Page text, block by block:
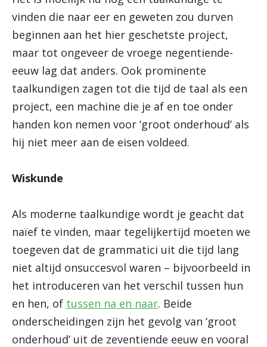
vinden die naar eer en geweten zou durven
beginnen aan het hier geschetste project,
maar tot ongeveer de vroege negentiende-
eeuw lag dat anders. Ook prominente
taalkundigen zagen tot die tijd de taal als een
project, een machine die je af en toe onder
handen kon nemen voor ‘groot onderhoud’ als
hij niet meer aan de eisen voldeed.
Wiskunde
Als moderne taalkundige wordt je geacht dat
naïef te vinden, maar tegelijkertijd moeten we
toegeven dat de grammatici uit die tijd lang
niet altijd onsuccesvol waren – bijvoorbeeld in
het introduceren van het verschil tussen hun
en hen, of tussen na en naar. Beide
onderscheidingen zijn het gevolg van ‘groot
onderhoud’ uit de zeventiende eeuw en vooral